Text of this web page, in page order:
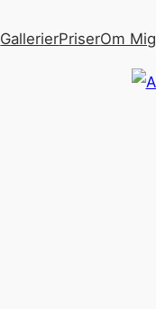
GallerierPriserOm Mig